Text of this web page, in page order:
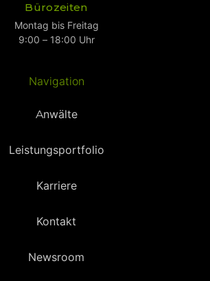
Bürozeiten
Montag bis Freitag
9:00 – 18:00 Uhr
Navigation
Anwälte
Leistungsportfolio
Karriere
Kontakt
Newsroom